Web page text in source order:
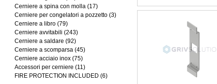
Cerniere a spina con molla (17)
Cerniere per congelatori a pozzetto (3)
Cerniere a libro (79)
Cerniere avvitabili (243)
Cerniere a saldare (92)
Cerniere a scomparsa (45)
Cerniere acciaio inox (75)
Accessori per cerniere (11)
FIRE PROTECTION INCLUDED (6)